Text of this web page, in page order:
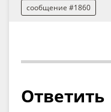
сообщение #1860
Ответить